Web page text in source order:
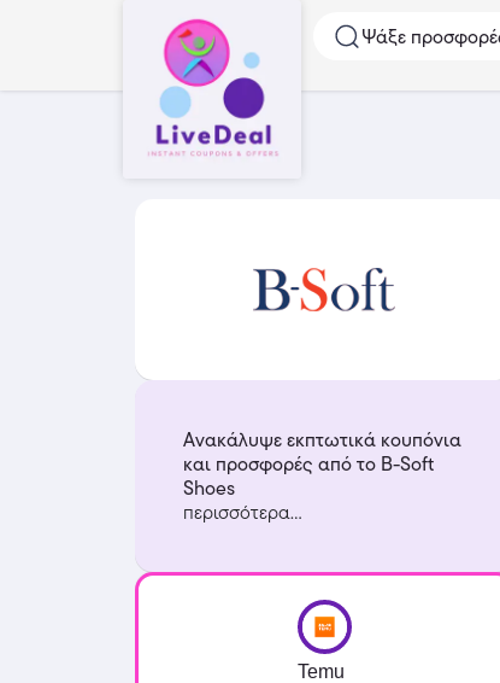
Ψάξε
Ανακάλυψε εκπτωτικά κουπόνια
και προσφορές από το B-Soft
Shoes
περισσότερα...
Temu